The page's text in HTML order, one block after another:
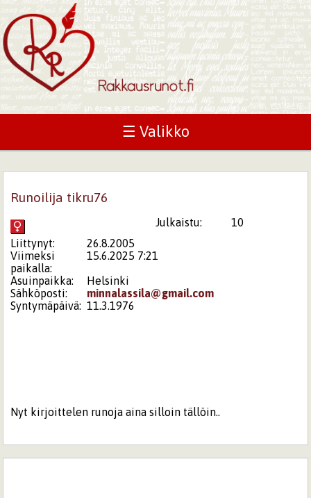
☰ Valikko
Runoilija tikru76
Julkaistu:
10
Liittynyt:
26.8.2005
Viimeksi
paikalla:
15.6.2025 7:21
Asuinpaikka:
Helsinki
Sähköposti:
minnalassila@gmail.com
Syntymäpäivä: 11.3.1976
Nyt kirjoittelen runoja aina silloin tällöin..